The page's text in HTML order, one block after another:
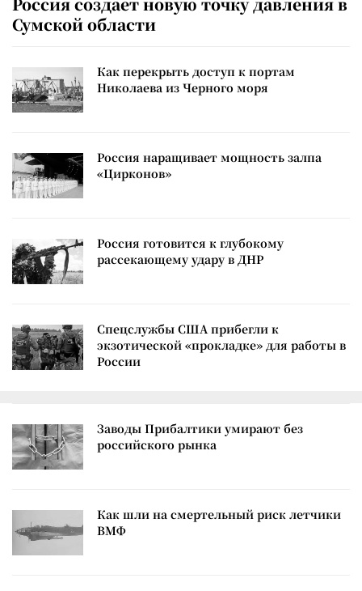
Сумской области
Как перекрыть доступ к портам
Николаева из Черного моря
Россия наращивает мощность залпа
«Цирконов»
Россия готовится к глубокому
рассекающему удару в ДНР
Спецслужбы США прибегли к
экзотической «прокладке» для работы в
России
Заводы Прибалтики умирают без
российского рынка
Как шли на смертельный риск летчики
ВМФ